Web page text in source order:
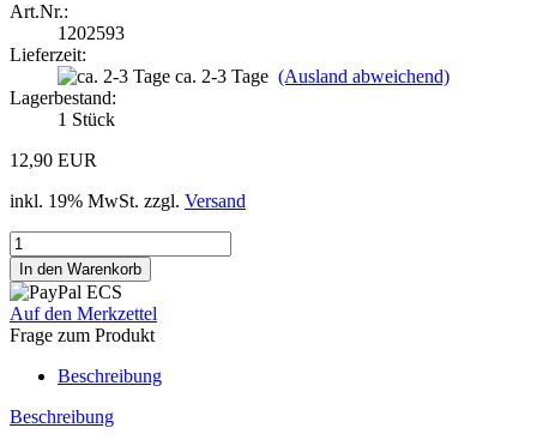
Art.Nr.:
1202593
Lieferzeit:
ca. 2-3 Tage (Ausland abweichend)
Lagerbestand:
1 Stück
12,90 EUR
inkl. 19% MwSt. zzgl. Versand
Auf den Merkzettel
Frage zum Produkt
Beschreibung
Beschreibung